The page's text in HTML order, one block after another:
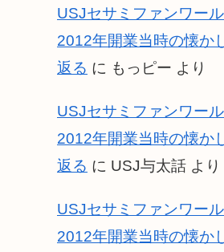
USJセサミファンワール
2012年開業当時の懐か
返る に もっピー より
USJセサミファンワール
2012年開業当時の懐か
返る に USJ与太話 より
USJセサミファンワール
2012年開業当時の懐か